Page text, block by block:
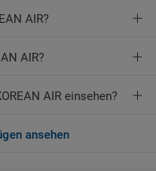
AIR?
AIR?
AIR einsehen?
ansehen